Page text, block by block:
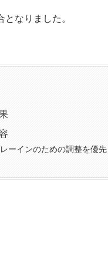
なりました。
ーインのための調整を優先